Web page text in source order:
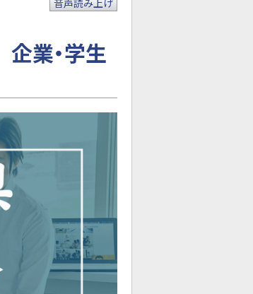
音声読み上げ
業・学生